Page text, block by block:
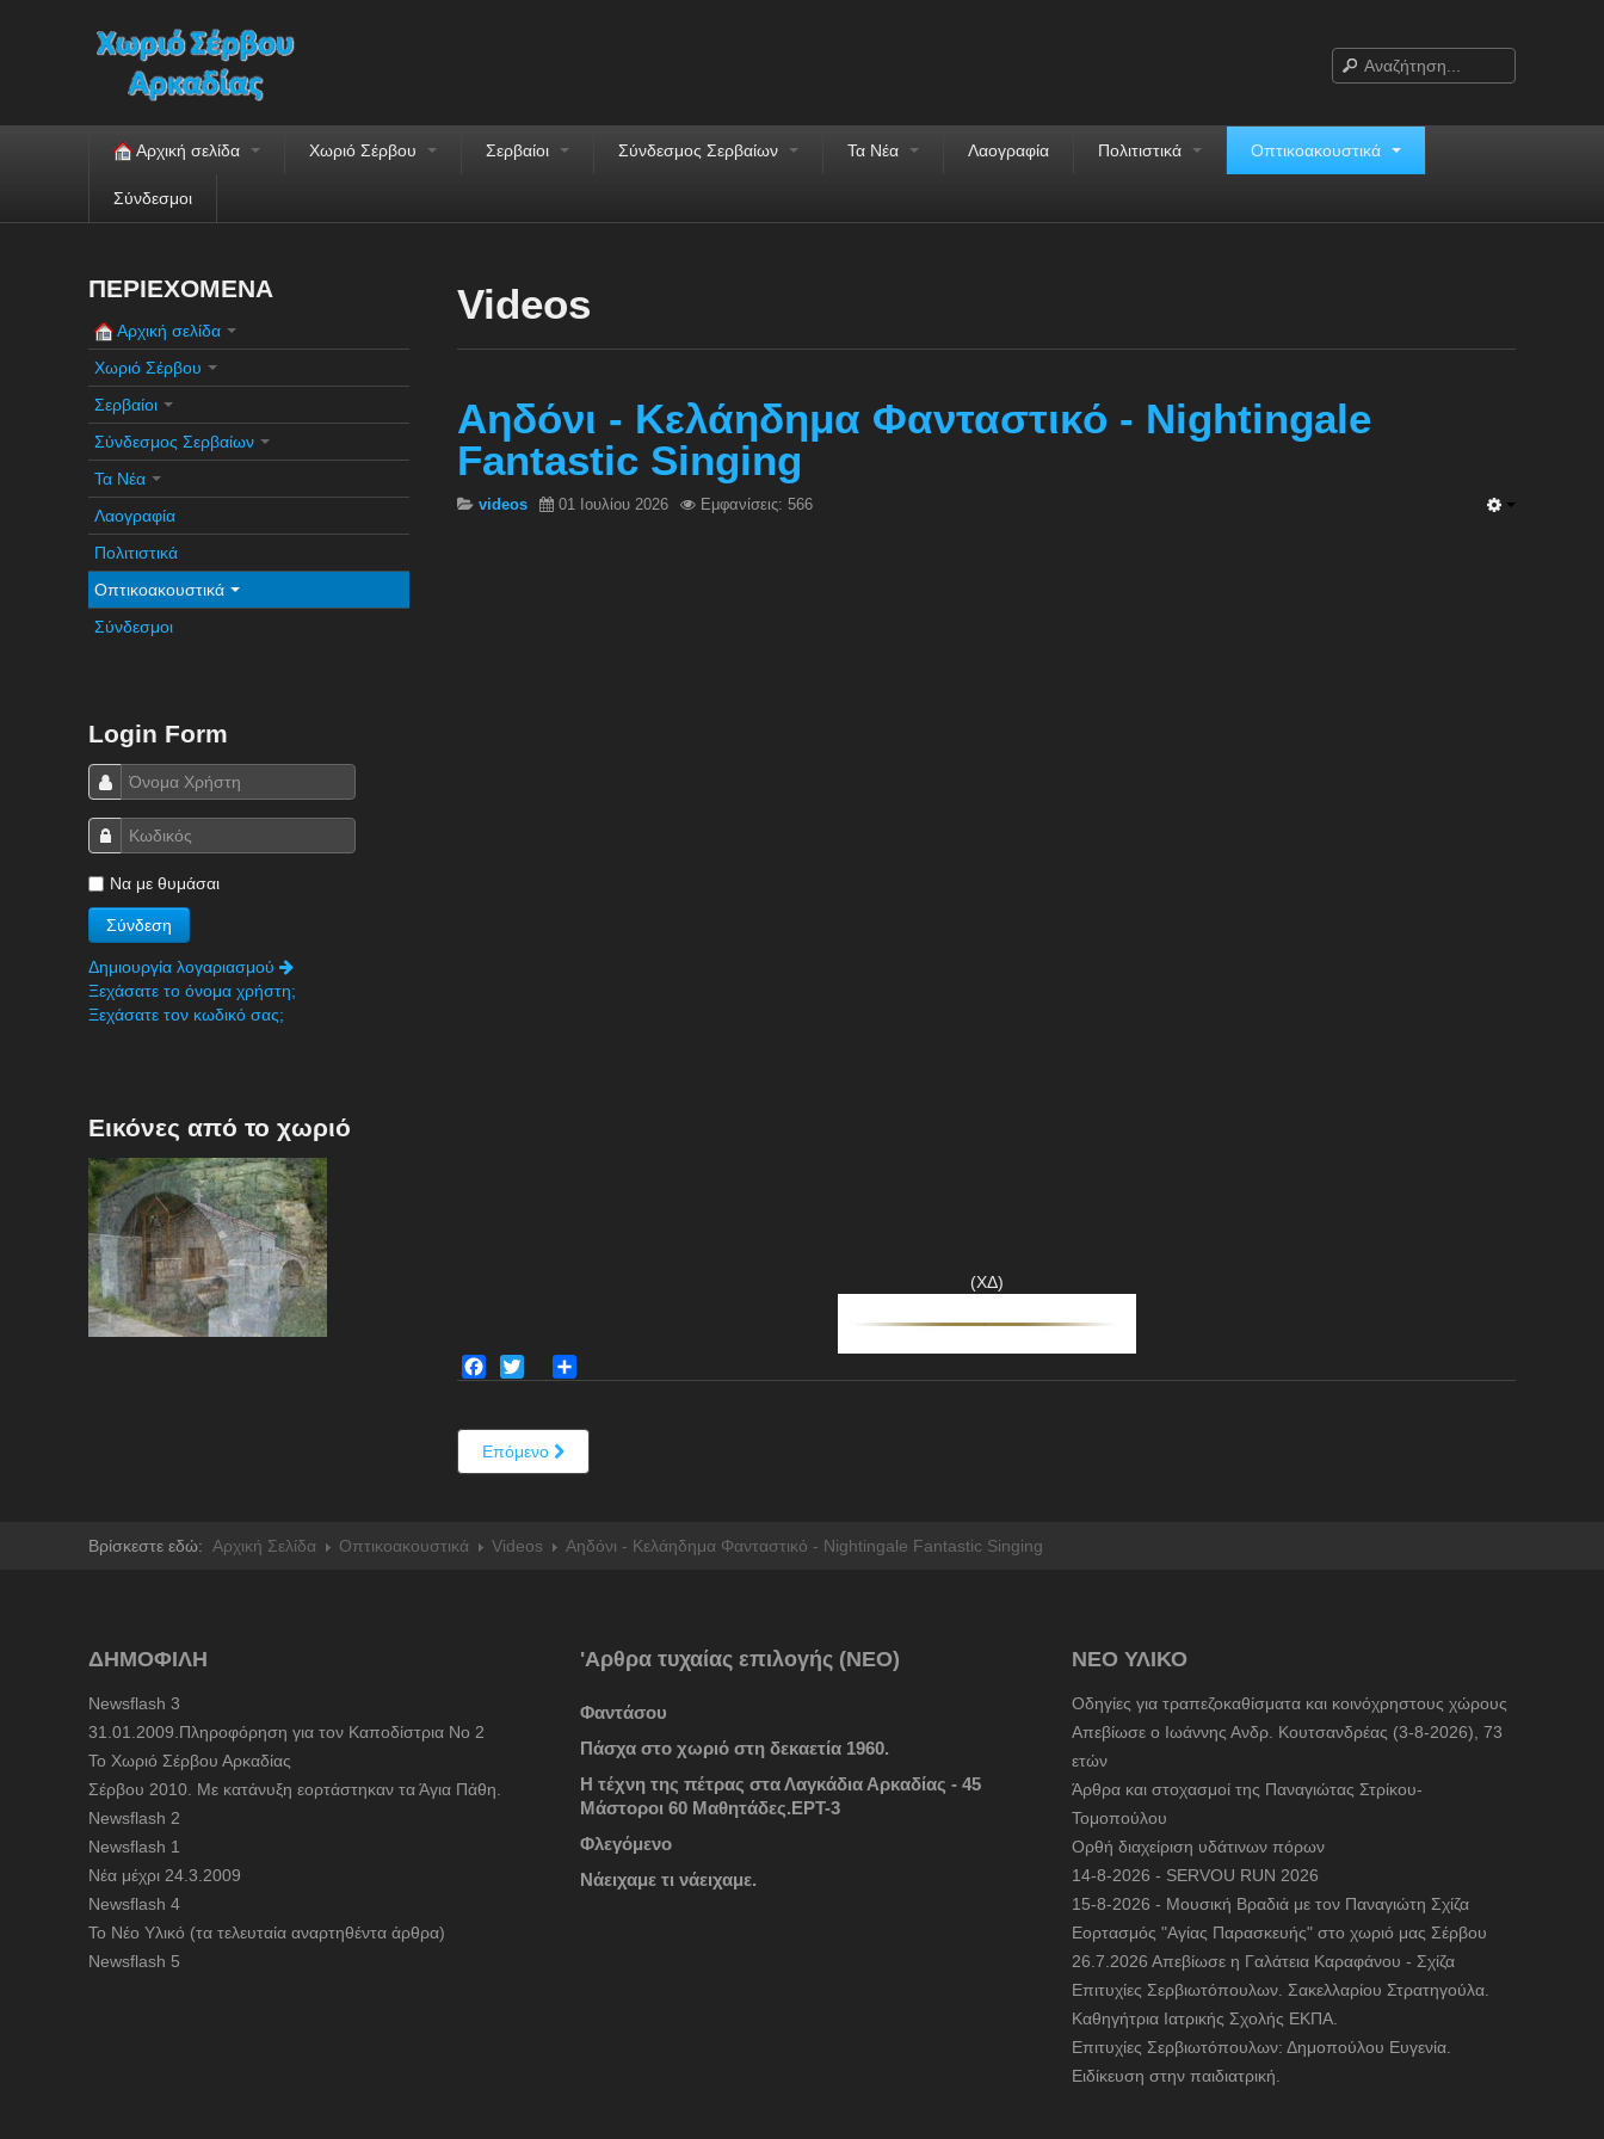
Αρχική σελίδα Χωριό Σέρβου Σερβαίοι Σύνδεσμος Σερβαίων Τα Νέα Λαογραφία Πολιτιστικά Οπτικοακουστικά
Σύνδεσμοι
Videos
Αηδόνι - Κελάηδημα Φανταστικό - Nightingale
Fantastic Singing
videos 01 Ιουλίου 2026 Εμφανίσεις: 566
(ΧΔ)
Επόμενο
ΠΕΡΙΕΧΟΜΕΝΑ
Αρχική σελίδα
Χωριό Σέρβου
Σερβαίοι
Σύνδεσμος Σερβαίων
Τα Νέα
Λαογραφία
Πολιτιστικά
Οπτικοακουστικά
Σύνδεσμοι
Login Form
Να με θυμάσαι
Δημιουργία λογαριασμού
Ξεχάσατε το όνομα χρήστη;
Ξεχάσατε τον κωδικό σας;
Εικόνες από το χωριό
Βρίσκεστε εδώ: Αρχική Σελίδα Οπτικοακουστικά Videos Αηδόνι - Κελάηδημα Φανταστικό - Nightingale Fantastic Singing
ΔΗΜΟΦΙΛΗ
Newsflash 3
31.01.2009.Πληροφόρηση για τον Καποδίστρια Νο 2
To Χωριό Σέρβου Αρκαδίας
Σέρβου 2010. Με κατάνυξη εορτάστηκαν τα Άγια Πάθη.
Newsflash 2
Newsflash 1
Nέα μέχρι 24.3.2009
Newsflash 4
Το Νέο Υλικό (τα τελευταία αναρτηθέντα άρθρα)
Newsflash 5
'Αρθρα τυχαίας επιλογής (ΝΕΟ)
Φαντάσου
Πάσχα στο χωριό στη δεκαετία 1960.
Η τέχνη της πέτρας στα Λαγκάδια Αρκαδίας - 45
Μάστοροι 60 Μαθητάδες.ΕΡΤ-3
Φλεγόμενο
Νάειχαμε τι νάειχαμε.
ΝΕΟ ΥΛΙΚΟ
Οδηγίες για τραπεζοκαθίσματα και κοινόχρηστους χώρους
Απεβίωσε ο Ιωάννης Ανδρ. Κουτσανδρέας (3-8-2026), 73
ετών
Άρθρα και στοχασμοί της Παναγιώτας Στρίκου-
Τομοπούλου
Ορθή διαχείριση υδάτινων πόρων
14-8-2026 - SERVOU RUN 2026
15-8-2026 - Μουσική Βραδιά με τον Παναγιώτη Σχίζα
Εορτασμός "Αγίας Παρασκευής" στο χωριό μας Σέρβου
26.7.2026 Απεβίωσε η Γαλάτεια Καραφάνου - Σχίζα
Επιτυχίες Σερβιωτόπουλων. Σακελλαρίου Στρατηγούλα.
Καθηγήτρια Ιατρικής Σχολής ΕΚΠΑ.
Επιτυχίες Σερβιωτόπουλων: Δημοπούλου Ευγενία.
Ειδίκευση στην παιδιατρική.